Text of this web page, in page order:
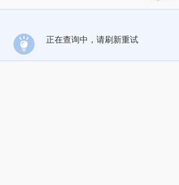
正在查询中，请刷新重试